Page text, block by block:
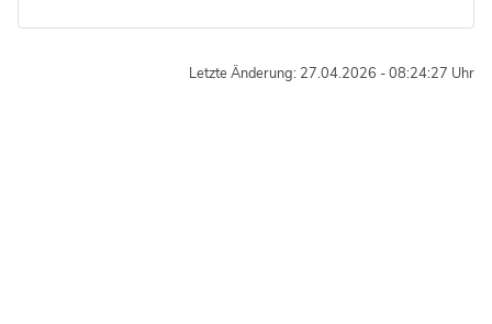
Letzte Änderung: 27.04.2026 - 08:24:27 Uhr